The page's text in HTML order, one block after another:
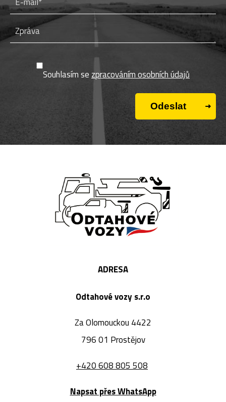
Souhlasím se zpracováním osobních údajů
ADRESA
Odtahové vozy s.r.o
Za Olomouckou 4422
796 01 Prostějov
+420 608 805 508
Napsat přes WhatsApp